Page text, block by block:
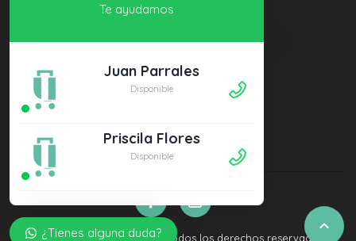

Política de Cookies
Política de Cancelación
© 2022 Vuella Couple Trips todos los derechos reservados
Te ayudamos
Juan Parrales
Disponible
Priscila Flores
Disponible
¿Tienes alguna duda?